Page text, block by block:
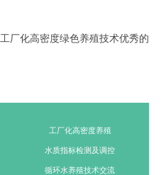
厂化高密度绿色养殖技术优秀的
工厂化高密度养殖
水质指标检测及调控
循环水养殖技术交流